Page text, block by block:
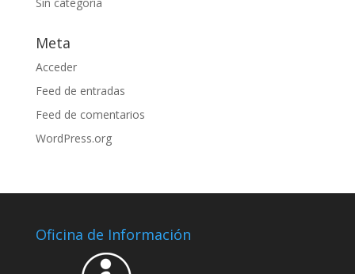
Meta
Acceder
Feed de entradas
Feed de comentarios
WordPress.org
Oficina de Información